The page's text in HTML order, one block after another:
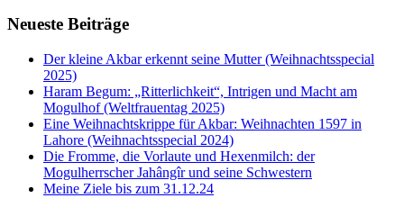
Neueste Beiträge
Der kleine Akbar erkennt seine Mutter (Weihnachtsspecial
2025)
Haram Begum: „Ritterlichkeit“, Intrigen und Macht am
Mogulhof (Weltfrauentag 2025)
Eine Weihnachtskrippe für Akbar: Weihnachten 1597 in
Lahore (Weihnachtsspecial 2024)
Die Fromme, die Vorlaute und Hexenmilch: der
Mogulherrscher Jahângîr und seine Schwestern
Meine Ziele bis zum 31.12.24